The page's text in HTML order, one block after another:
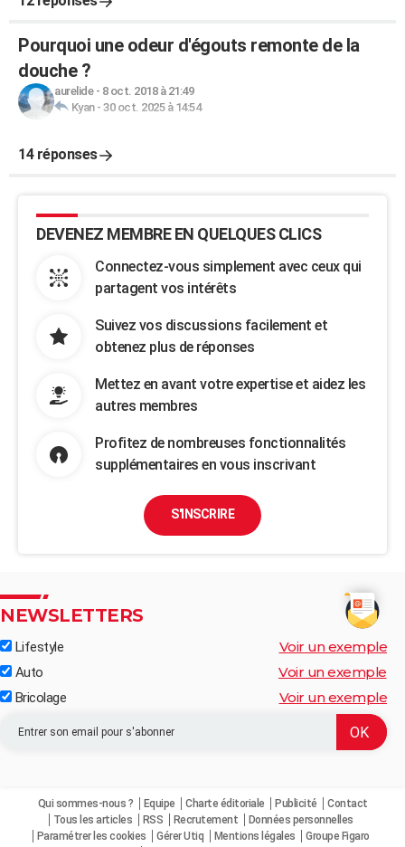
Pourquoi une odeur d'égouts remonte de la
douche ?
aurelide- 8 oct. 2018 à 21:49
Kyan- 30 oct. 2025 à 14:54
14 réponses
DEVENEZ MEMBRE EN QUELQUES CLICS
Connectez-vous simplement avec ceux qui
partagent vos intérêts
Suivez vos discussions facilement et
obtenez plus de réponses
Mettez en avant votre expertise et aidez les
autres membres
Profitez de nombreuses fonctionnalités
supplémentaires en vous inscrivant
S'INSCRIRE
NEWSLETTERS
Lifestyle Voir un exemple
Auto Voir un exemple
Bricolage Voir un exemple
Qui sommes-nous ? Equipe Charte éditoriale Publicité
Contact
Tous les articles
RSS Recrutement
Données personnelles
Paramétrer les cookies
Gérer Utiq Mentions légales
Groupe Figaro